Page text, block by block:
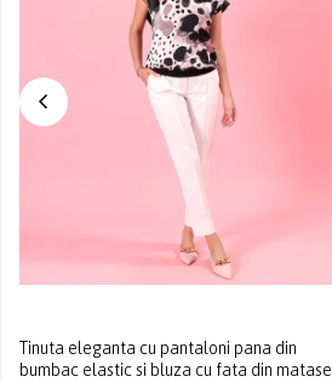
Tinuta eleganta cu pantaloni pana din
bumbac elastic si bluza cu fata din matase